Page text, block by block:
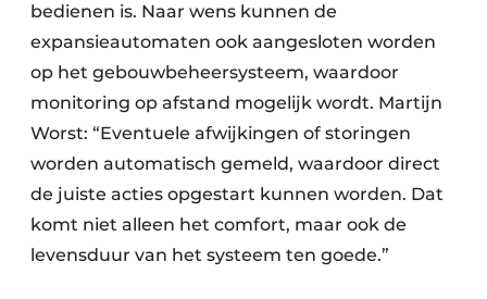
bedienen is. Naar wens kunnen de
expansieautomaten ook aangesloten worden
op het gebouwbeheersysteem, waardoor
monitoring op afstand mogelijk wordt. Martijn
Worst: “Eventuele afwijkingen of storingen
worden automatisch gemeld, waardoor direct
de juiste acties opgestart kunnen worden. Dat
komt niet alleen het comfort, maar ook de
levensduur van het systeem ten goede.”